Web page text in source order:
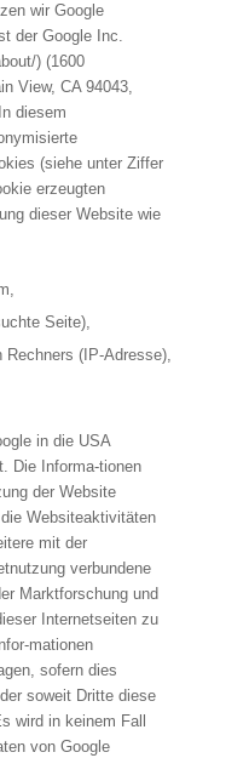
wir Google
der Google Inc.
) (1600
View, CA 94043,
diesem
(siehe unter Ziffer
erzeugten
dieser Website wie
Seite),
Rechners (IP-Adresse),
in die USA
Die Informa-tionen
der Website
Websiteaktivitäten
mit der
verbundene
Marktforschung und
Internetseiten zu
mationen
sofern dies
soweit Dritte diese
wird in keinem Fall
von Google